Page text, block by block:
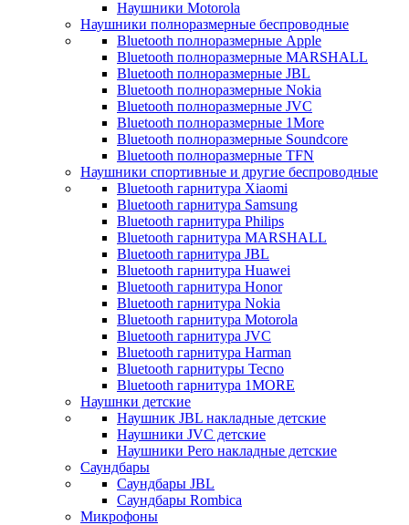
Наушники Motorola
Наушники полноразмерные беспроводные
Bluetooth полноразмерные Apple
Bluetooth полноразмерные MARSHALL
Bluetooth полноразмерные JBL
Bluetooth полноразмерные Nokia
Bluetooth полноразмерные JVC
Bluetooth полноразмерные 1More
Bluetooth полноразмерные Soundcore
Bluetooth полноразмерные TFN
Наушники спортивные и другие беспроводные
Bluetooth гарнитура Xiaomi
Bluetooth гарнитура Samsung
Bluetooth гарнитура Philips
Bluetooth гарнитура MARSHALL
Bluetooth гарнитура JBL
Bluetooth гарнитура Huawei
Bluetooth гарнитура Honor
Bluetooth гарнитура Nokia
Bluetooth гарнитура Motorola
Bluetooth гарнитура JVC
Bluetooth гарнитура Harman
Bluetooth гарнитуры Tecno
Bluetooth гарнитура 1MORE
Наушнки детские
Наушник JBL накладные детские
Наушники JVC детские
Наушники Pero накладные детские
Саундбары
Саундбары JBL
Саундбары Rombica
Микрофоны